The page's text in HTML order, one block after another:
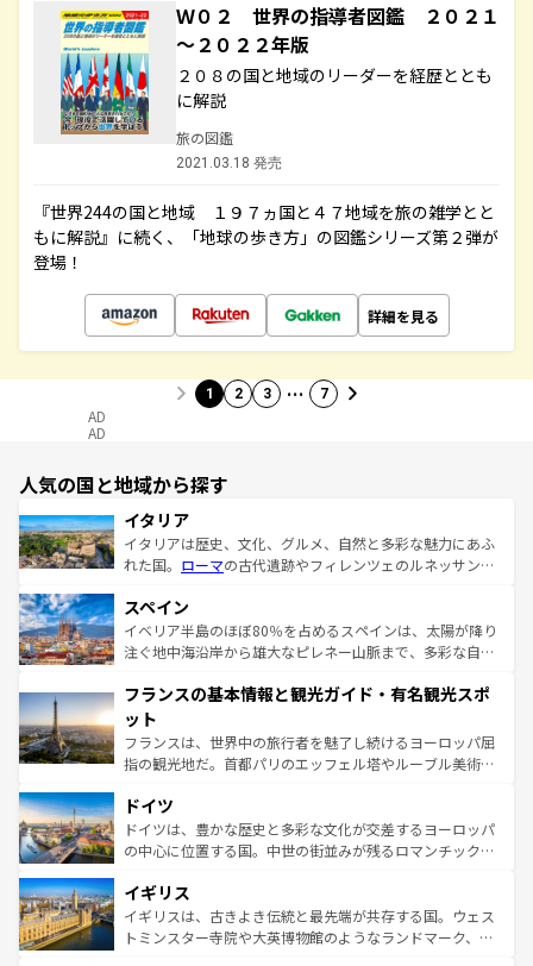
Ｗ０２ 世界の指導者図鑑 ２０２１
～２０２２年版
２０８の国と地域のリーダーを経歴ととも
に解説
旅の図鑑
2021.03.18 発売
『世界244の国と地域 １９７ヵ国と４７地域を旅の雑学とと
もに解説』に続く、「地球の歩き方」の図鑑シリーズ第２弾が
登場！
詳細を見る
1 2 3 … 7
AD
AD
人気の国と地域から探す
イタリア
イタリアは歴史、文化、グルメ、自然と多彩な魅力にあふ
れた国。 ローマの古代遺跡やフィレンツェのルネッサンス
ろん、トスカーナの美しい田園風景やアマルフィ海岸の絶
景など、自然景観も見逃せない。観光の合間には、本場の
ピザやパスタなど、絶品のイタリア料理を堪能することも
ませてくれるイタリアで、忘れられない旅をしてみよう！
なお、新着のイタリア情報は
しい。
スペイン
イベリア半島のほぼ80％を占めるスペインは、太陽が降り
注ぐ地中海沿岸から雄大なピレネー山脈まで、多彩な自然
文化が根付くこの国では、情熱的なフラメンコ、熱気あふ
れる闘牛、そして美味しいタパスが生活の一部となってい
る。首都マドリードの洗練された雰囲気や、バルセロナの
アートに溢れた街角から、地方では古代ローマ遺跡や中世
せる。地方によって風土や気候が異なるスペインはその個
性で訪れる人を魅了する。 なお、新着のスペイン情報は コ
ンテンツ一覧を参照してほしい。
フランスの基本情報と観光ガイド・有名観光スポ
ット
フランスは、世界中の旅行者を魅了し続けるヨーロッパ屈
指の観光地だ。首都パリのエッフェル塔やルーブル美術館
で、幅広い魅力が詰まっている。華麗な宮殿、歴史的な大
聖堂、美しいビーチ、そして豊かな自然が、訪れる者を心
から魅了する。また、フランスは美食の国としても知ら
いる。シャンパンの発祥地であるランス、プロヴァンスの
香り高いラベンダー畑など、多彩な楽しみ方が可能だ。さ
らに、パリ以外の地域にも魅力が溢れており、どの街角に
ドイツ
ドイツは、豊かな歴史と多彩な文化が交差するヨーロッパ
の中心に位置する国。中世の街並みが残るロマンチック街
顔を持つこの国は、どこを歩いても飽きることがない。ベ
ルリンの文化的活気、バイエルン州のアルプスの絶景、そ
してライン川沿いのワイン畑といった風景は必見。ビール
イギリス
イギリスは、古きよき伝統と最先端が共存する国。ウェス
トミンスター寺院や大英博物館のようなランドマーク、歴